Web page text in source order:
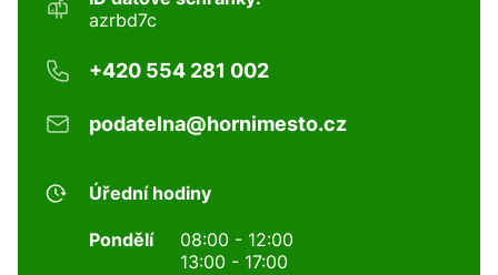
azrbd7c
+420 554 281 002
podatelna@hornimesto.cz
Úřední hodiny
Pondělí
08:00 - 12:00
13:00 - 17:00